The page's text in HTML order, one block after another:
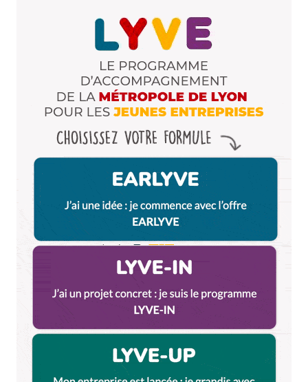
Votre adresse e-mail ne sera pas publiée.
champs obligatoires sont indiqués avec
Dis-nous tout
E-mail*
Enregistrer mon nom, mon e-mail et mon site dans le
navigateur pour mon prochain commentaire.
Et bim !